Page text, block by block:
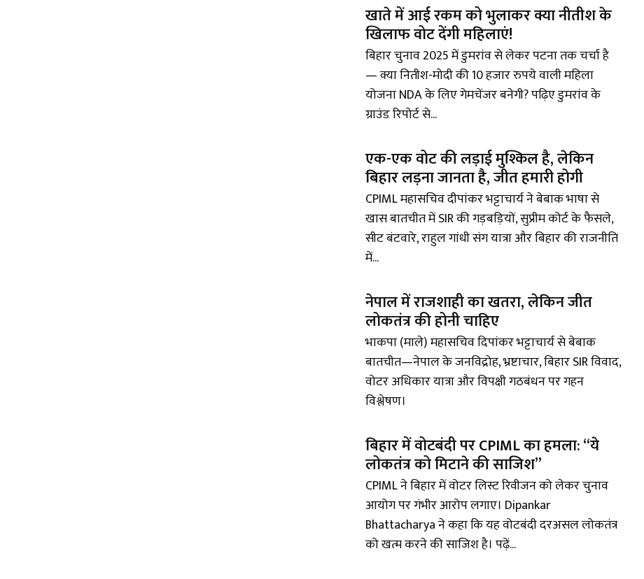
खाते में आई रकम को भुलाकर क्या नीतीश के
खिलाफ वोट देंगी महिलाएं!
बिहार चुनाव 2025 में डुमरांव से लेकर पटना तक चर्चा है
— क्या नितीश-मोदी की 10 हजार रुपये वाली महिला
योजना NDA के लिए गेमचेंजर बनेगी? पढ़िए डुमरांव के
ग्राउंड रिपोर्ट से...
एक-एक वोट की लड़ाई मुश्किल है, लेकिन
बिहार लड़ना जानता है, जीत हमारी होगी
CPIML महासचिव दीपांकर भट्टाचार्य ने बेबाक भाषा से
खास बातचीत में SIR की गड़बड़ियों, सुप्रीम कोर्ट के फैसले,
सीट बंटवारे, राहुल गांधी संग यात्रा और बिहार की राजनीति
में...
नेपाल में राजशाही का खतरा, लेकिन जीत
लोकतंत्र की होनी चाहिए
भाकपा (माले) महासचिव दिपांकर भट्टाचार्य से बेबाक
बातचीत—नेपाल के जनविद्रोह, भ्रष्टाचार, बिहार SIR विवाद,
वोटर अधिकार यात्रा और विपक्षी गठबंधन पर गहन
विश्लेषण।
बिहार में वोटबंदी पर CPIML का हमला: “ये
लोकतंत्र को मिटाने की साजिश”
CPIML ने बिहार में वोटर लिस्ट रिवीजन को लेकर चुनाव
आयोग पर गंभीर आरोप लगाए। Dipankar
Bhattacharya ने कहा कि यह वोटबंदी दरअसल लोकतंत्र
को खत्म करने की साजिश है। पढ़ें...